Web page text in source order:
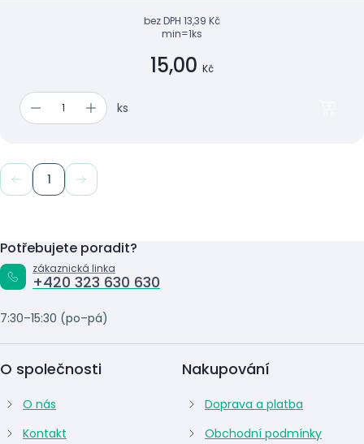
bez DPH 13,39 Kč
min=1ks
15,00 Kč
ks
1
Potřebujete poradit?
zákaznická linka
+420 323 630 630
7:30–15:30 (po–pá)
O společnosti
O nás
Kontakt
Nakupování
Doprava a platba
Obchodní podmínky